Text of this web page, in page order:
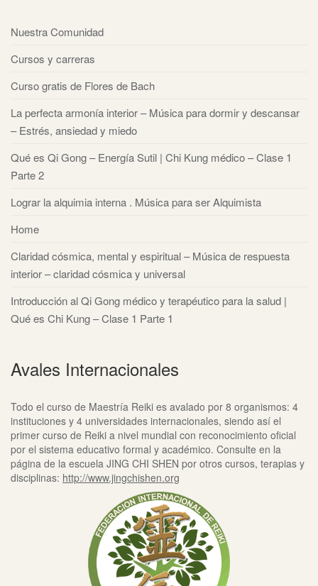
Nuestra Comunidad
Cursos y carreras
Curso gratis de Flores de Bach
La perfecta armonía interior – Música para dormir y descansar
– Estrés, ansiedad y miedo
Qué es Qi Gong – Energía Sutil | Chi Kung médico – Clase 1
Parte 2
Lograr la alquimia interna . Música para ser Alquimista
Home
Claridad cósmica, mental y espiritual – Música de respuesta
interior – claridad cósmica y universal
Introducción al Qi Gong médico y terapéutico para la salud |
Qué es Chi Kung – Clase 1 Parte 1
Avales Internacionales
Todo el curso de Maestría Reiki es avalado por 8 organismos: 4
instituciones y 4 universidades internacionales, siendo así el
primer curso de Reiki a nivel mundial con reconocimiento oficial
por el sistema educativo formal y académico. Consulte en la
página de la escuela JING CHI SHEN por otros cursos, terapias y
disciplinas: http://www.jingchishen.org